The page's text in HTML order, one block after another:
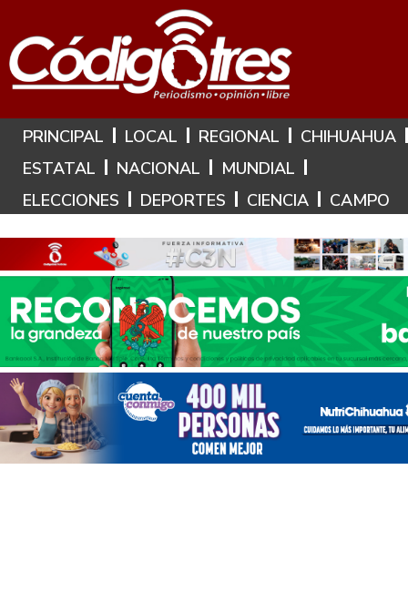
Hoy es: 9 de Agosto de 2026
PRINCIPAL LOCAL REGIONAL
CHIHUAHUA
ESTATAL
NACIONAL
MUNDIAL
ELECCIONES
DEPORTES CIENCIA CAMPO